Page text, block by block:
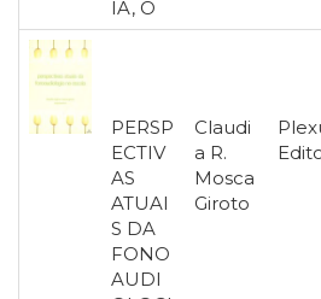
IA, O
PERSP
ECTIV
AS
ATUAI
S DA
FONO
AUDI
Claudi
a R.
Mosca
Giroto